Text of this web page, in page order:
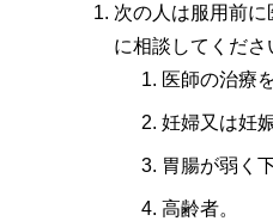
次の人は服用前
に相談してくださ
医師の治療
妊婦又は妊
胃腸が弱く
高齢者。